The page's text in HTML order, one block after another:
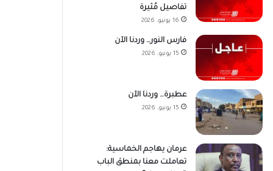
تفاصيل مُثيرة
16 يونيو، 2026
فارس النور… وردنا الآن
15 يونيو، 2026
عطبرة… وردنا الآن
15 يونيو، 2026
عرمان يهاجم الخماسية:
تعاملت معنا بمنطق الباب